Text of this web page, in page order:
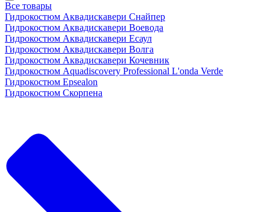
Все товары
Гидрокостюм Аквадискавери Снайпер
Гидрокостюм Аквадискавери Воевода
Гидрокостюм Аквадискавери Есаул
Гидрокостюм Аквадискавери Волга
Гидрокостюм Аквадискавери Кочевник
Гидрокостюм Aquadiscovery Professional L'onda Verde
Гидрокостюм Epsealon
Гидрокостюм Скорпена